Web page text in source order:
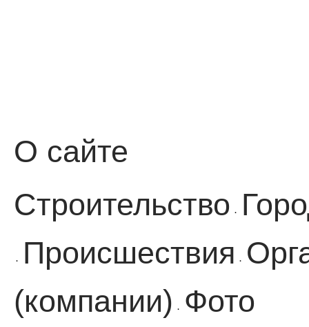
О сайте
Строительство ·
· Происшествия ·
(компании)
·
Фото